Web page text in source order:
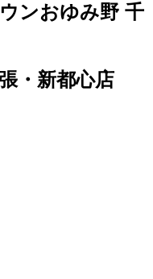
ンおゆみ野 千
・新都心店